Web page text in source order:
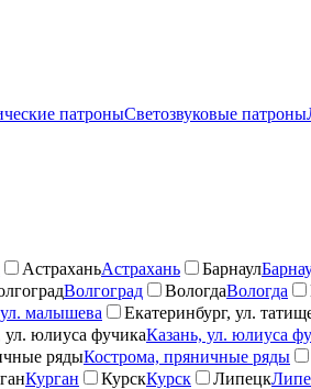
патроныСветозвуковые патроны
АстраханьАстрахань Барнаул
Волгоград ВологдаВологда
малышева Екатеринбург, ул.
ул. юлиуса фучикаКазань, ул. юлиуса
рядыКострома, пряничные ряды
Курган КурскКурск Липецк